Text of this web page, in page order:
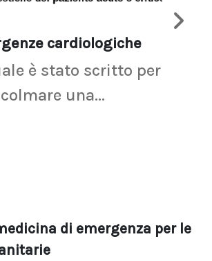
cardiologiche
è stato scritto per
colmare una...
di emergenza per le